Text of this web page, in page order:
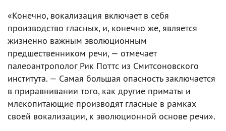
«Конечно, вокализация включает в себя
производство гласных, и, конечно же, является
жизненно важным эволюционным
предшественником речи, — отмечает
палеоантрополог Рик Поттс из Смитсоновского
института. — Самая большая опасность заключается
в приравнивании того, как другие приматы и
млекопитающие производят гласные в рамках
своей вокализации, к эволюционной основе речи».